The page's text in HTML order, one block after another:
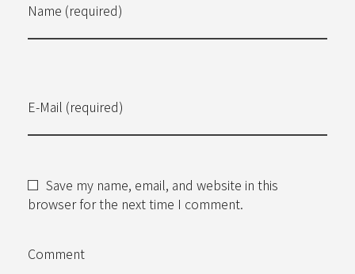
Name (required)
E-Mail (required)
Save my name, email, and website in this
browser for the next time I comment.
Comment